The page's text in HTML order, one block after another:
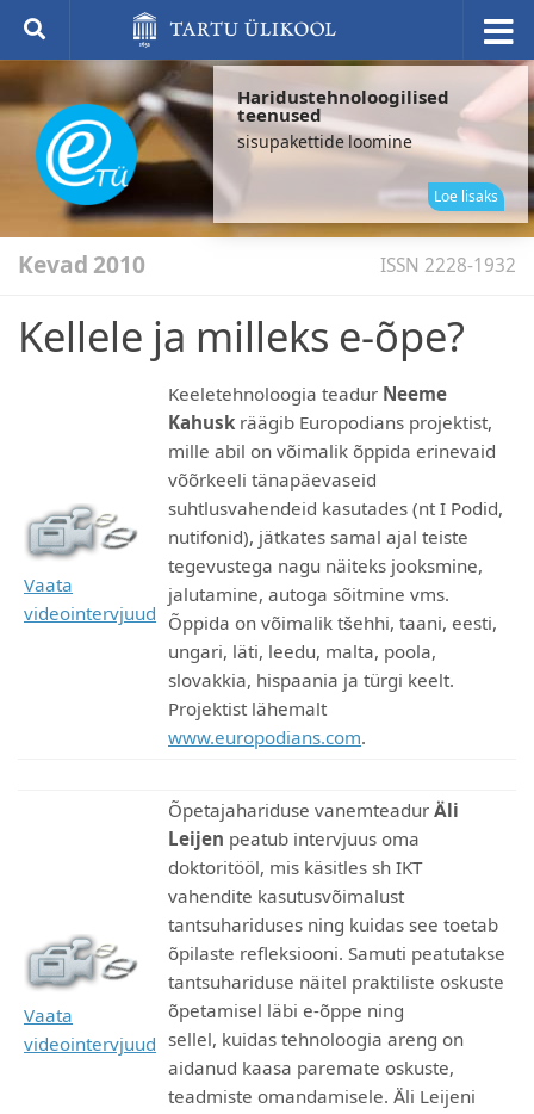
Haridustehnoloogilised
teenused
sisupakettide loomine
Loe lisaks
ISSN 2228-1932
Kevad 2010
Kellele ja milleks e-õpe?
Vaata
videointervjuud
Keeletehnoloogia teadur Neeme
Kahusk räägib Europodians projektist,
mille abil on võimalik õppida erinevaid
võõrkeeli tänapäevaseid
suhtlusvahendeid kasutades (nt I Podid,
nutifonid), jätkates samal ajal teiste
tegevustega nagu näiteks jooksmine,
jalutamine, autoga sõitmine vms.
Õppida on võimalik tšehhi, taani, eesti,
ungari, läti, leedu, malta, poola,
slovakkia, hispaania ja türgi keelt.
Projektist lähemalt
www.europodians.com.
Vaata
videointervjuud
Õpetajahariduse vanemteadur Äli
Leijen peatub intervjuus oma
doktoritööl, mis käsitles sh IKT
vahendite kasutusvõimalust
tantsuhariduses ning kuidas see toetab
õpilaste refleksiooni. Samuti peatutakse
tantsuhariduse näitel praktiliste oskuste
õpetamisel läbi e-õppe ning
sellel, kuidas tehnoloogia areng on
aidanud kaasa paremate oskuste,
teadmiste omandamisele. Äli Leijeni